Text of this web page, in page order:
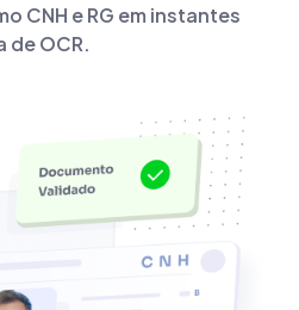
CNH e RG em instantes
de OCR.